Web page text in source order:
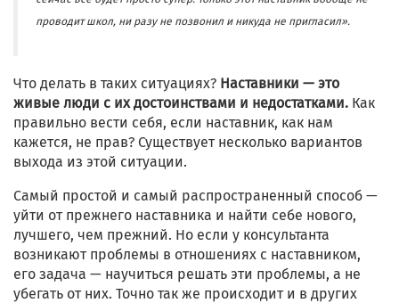
проводит школ, ни разу не позвонил и никуда не пригласил».
Что делать в таких ситуациях? Наставники — это
живые люди с их достоинствами и недостатками. Как
правильно вести себя, если наставник, как нам
кажется, не прав? Существует несколько вариантов
выхода из этой ситуации.
Самый простой и самый распространенный способ —
уйти от прежнего наставника и найти себе нового,
лучшего, чем прежний. Но если у консультанта
возникают проблемы в отношениях с наставником,
его задача — научиться решать эти проблемы, а не
убегать от них. Точно так же происходит и в других